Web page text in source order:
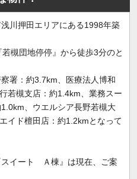
川押田エリアにある1998年築
槻団地停停』から徒歩3分のと
署：約3.7km、医療法人博和
若槻支店：約1.4km、業務スー
、ウエルシア長野若槻大
イド檀田店：約1.2kmとなって
スイート Ａ棟』は現在、ご案